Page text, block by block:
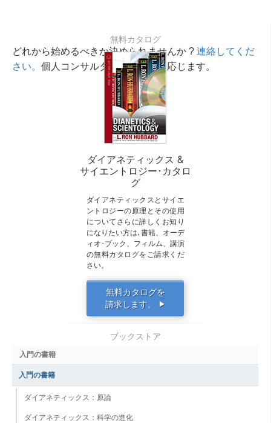
どれから始めるべきか決められませんか ? 連絡してくだ
さい。 個人コンサルタントが相談に応じます。
無料カタログ
ダイアネティックス &
サイエントロジー･カタロ
グ
ダイアネティックスとサイエ
ントロジーの原理とその使用
についてさらに詳しくお知り
になりたい方は､書籍、オーデ
ィオ･ブック、フィルム、講演
の無料カタログをご請求くだ
さい。
無料カタログを
請求します。
▶
ブックストア
入門の書籍
入門の書籍
ダイアネティックス：原論
ダイアネティックス：科学の進化